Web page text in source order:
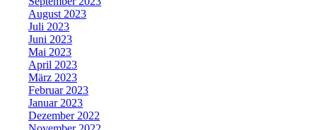
August 2023
Juli 2023
Juni 2023
Mai 2023
April 2023
März 2023
Februar 2023
Januar 2023
Dezember 2022